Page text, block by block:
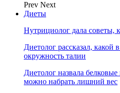
Prev Next
Диеты
Нутрициолог дала советы,
Диетолог рассказал, какой
окружность талии
Диетолог назвала
можно набрать лишний вес